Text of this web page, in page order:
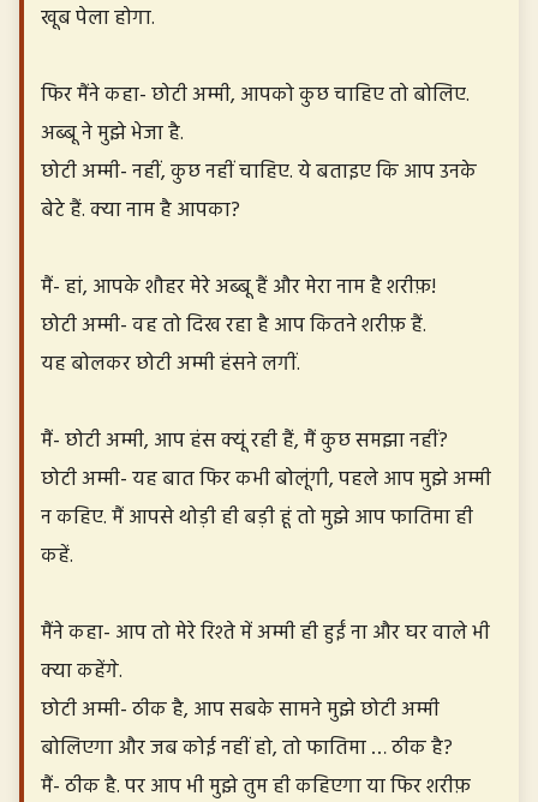
खूब पेला होगा.
फिर मैंने कहा- छोटी अम्मी, आपको कुछ चाहिए तो बोलिए.
अब्बू ने मुझे भेजा है.
छोटी अम्मी- नहीं, कुछ नहीं चाहिए. ये बताइए कि आप उनके
बेटे हैं. क्या नाम है आपका?
मैं- हां, आपके शौहर मेरे अब्बू हैं और मेरा नाम है शरीफ़!
छोटी अम्मी- वह तो दिख रहा है आप कितने शरीफ़ हैं.
यह बोलकर छोटी अम्मी हंसने लगीं.
मैं- छोटी अम्मी, आप हंस क्यूं रही हैं, मैं कुछ समझा नहीं?
छोटी अम्मी- यह बात फिर कभी बोलूंगी, पहले आप मुझे अम्मी
न कहिए. मैं आपसे थोड़ी ही बड़ी हूं तो मुझे आप फातिमा ही
कहें.
मैंने कहा- आप तो मेरे रिश्ते में अम्मी ही हुईं ना और घर वाले भी
क्या कहेंगे.
छोटी अम्मी- ठीक है, आप सबके सामने मुझे छोटी अम्मी
बोलिएगा और जब कोई नहीं हो, तो फातिमा … ठीक है?
मैं- ठीक है. पर आप भी मुझे तुम ही कहिएगा या फिर शरीफ़